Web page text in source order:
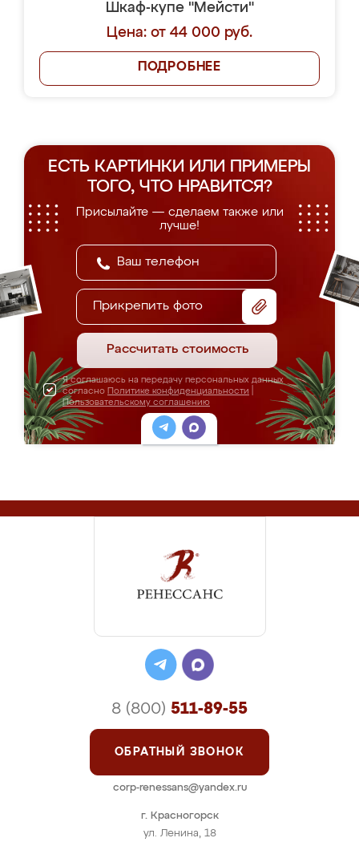
Шкаф-купе "Мейсти"
Цена: от 44 000 руб.
ПОДРОБНЕЕ
ЕСТЬ КАРТИНКИ ИЛИ ПРИМЕРЫ
ТОГО, ЧТО НРАВИТСЯ?
Присылайте — сделаем также или
лучше!
Прикрепить фото
Рассчитать стоимость
Я соглашаюсь на передачу персональных данных
согласно Политике конфиденциальности
Пользовательскому соглашению
г. Красногорск
ул. Ленина, 18
8 (800) 511-89-55
ОБРАТНЫЙ ЗВОНОК
corp-renessans@yandex.ru